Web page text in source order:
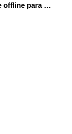
Instala MakeCode Arcade offline para programar grandes juegos sin necesidad de Internet